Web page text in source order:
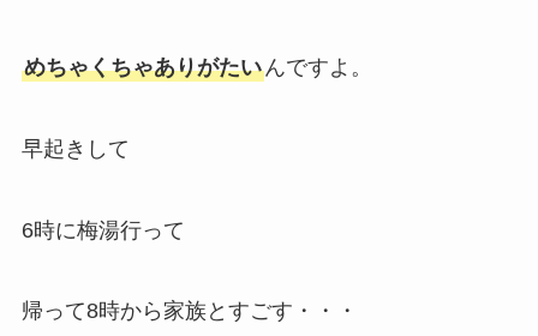
めちゃくちゃありがたいんですよ。
早起きして
6時に梅湯行って
帰って8時から家族とすごす・・・